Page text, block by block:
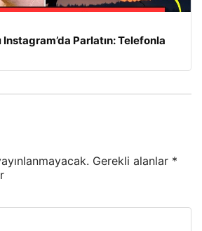
Instagram’da Parlatın: Telefonla
Gerekli alanlar *